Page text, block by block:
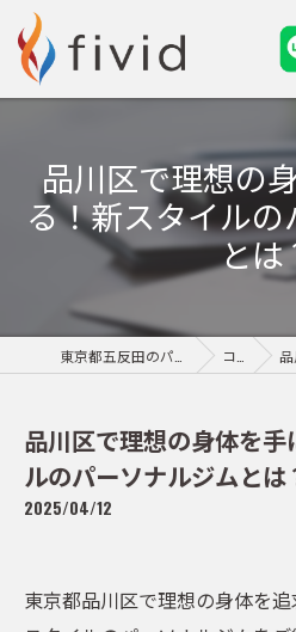
品川区で理想の
る！新スタイル
とは
コラム 品
品川区で理想の身体を
ルのパーソナルジムとは
2025/04/12
東京都品川区で理想の身体を